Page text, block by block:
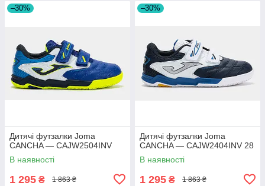
–30%
Дитячі футзалки Joma
CANCHA — CAJW2504INV
В наявності
1 295 ₴ 1 863 ₴
–30%
Дитячі футзалки Joma
CANCHA — CAJW2404INV 28
В наявності
1 295 ₴ 1 863 ₴